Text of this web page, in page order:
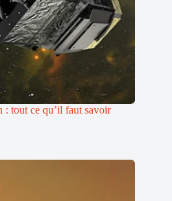
: tout ce qu’il faut savoir